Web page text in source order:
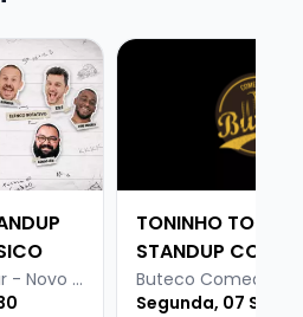
desistênciassomente
para o show, e de
de cancelamento do
validade até o início do
COM STANDUP DO
Buteco Comedy Bar - Novo Hamburgo
Veja mais sobre
TONINHO
STANDUP
Segunda, 07 Set •